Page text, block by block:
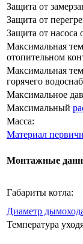
Защита от
Защита от
Защита от насоса
Максимальная
отопительном
Максимальная
горячего
Максимальное
Максимальный
Масса:
Материал
Монтажные
Габариты котла:
Диаметр
Температура